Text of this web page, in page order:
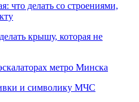
что делать со строениями,
крышу, которая не
метро Минска
и символику МЧС